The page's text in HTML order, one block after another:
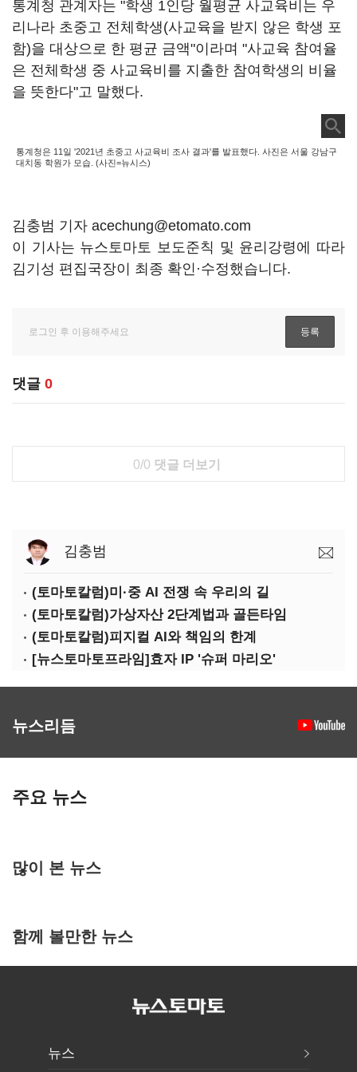
통계청 관계자는 "학생 1인당 월평균 사교육비는 우
리나라 초중고 전체학생(사교육을 받지 않은 학생 포
함)을 대상으로 한 평균 금액"이라며 "사교육 참여율
은 전체학생 중 사교육비를 지출한 참여학생의 비율
을 뜻한다"고 말했다.
통계청은 11일 '2021년 초중고 사교육비 조사 결과'를 발표했다. 사진은 서울 강남구
대치동 학원가 모습. (사진=뉴시스)
김충범 기자 acechung@etomato.com
이 기사는 뉴스토마토 보도준칙 및 윤리강령에 따라
김기성 편집국장이 최종 확인·수정했습니다.
댓글 0
0/0 댓글 더보기
김충범
(토마토칼럼)미·중 AI 전쟁 속 우리의 길
(토마토칼럼)가상자산 2단계법과 골든타임
(토마토칼럼)피지컬 AI와 책임의 한계
[뉴스토마토프라임]효자 IP '슈퍼 마리오'
뉴스리듬
주요 뉴스
많이 본 뉴스
함께 볼만한 뉴스
뉴스